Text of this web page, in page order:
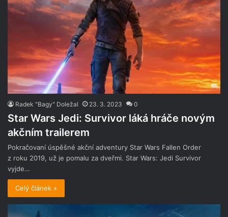
Radek "Bagy" Doležal 23. 3. 2023 0
Star Wars Jedi: Survivor láká hráče novým
akčním trailerem
Pokračovaní úspěšné akční adventury Star Wars Fallen Order
z roku 2019, už je pomalu za dveřmi. Star Wars: Jedi Survivor
vyjde…
Celý článek »